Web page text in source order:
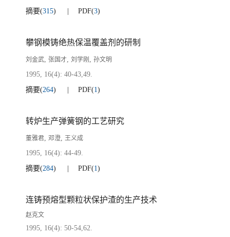
摘要(315) PDF(3)
攀钢模铸绝热保温覆盖剂的研制
刘金武, 张国才, 刘学刚 , 孙文明
1995, 16(4): 40-43,49.
摘要(264) PDF(1)
转炉生产弹簧钢的工艺研究
董雅君, 邓澄, 王义成
1995, 16(4): 44-49.
摘要(284) PDF(1)
连铸预熔型颗粒状保护渣的生产技术
赵克文
1995, 16(4): 50-54,62.